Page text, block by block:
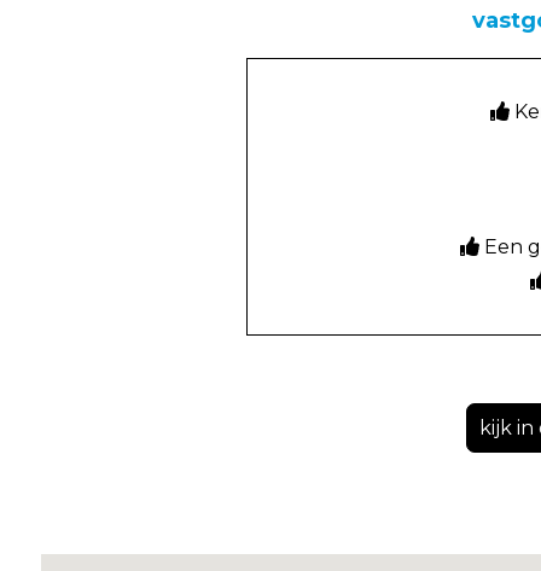
Een
kijk